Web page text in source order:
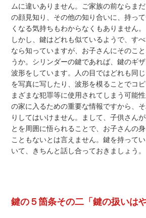
ムに違いありません。ご家族の前ならま
の顔見知り、その他の知り合いに、持っ
くなる気持ちもわからなくもありません。
しかし、鍵はどれも似ているようで、す
なら知っていますが、お子さんにそのこ
うか。シリンダーの鍵であれば、鍵のギ
波形をしています。人の目ではどれも同
を写真に写したり、波形を模ることでコ
まざまな犯罪等に使用されてしまう可能
の家に入るための重要な情報ですから、
りしてはいけません。まして、子供さん
とを周囲に悟られることで、お子さんの
こともないとは言えません。鍵を持って
いて、きちんと話し合っておきましょう。
鍵の５箇条その二「鍵の扱いは